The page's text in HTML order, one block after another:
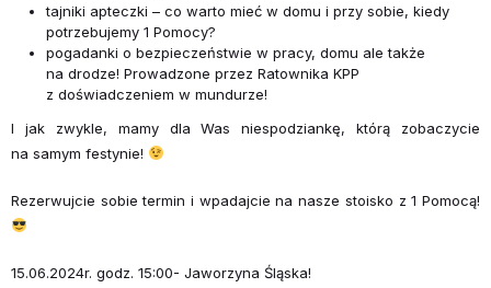
tajniki apteczki – co warto mieć w domu i przy sobie, kiedy
potrzebujemy 1 Pomocy?
pogadanki o bezpieczeństwie w pracy, domu ale także
na drodze! Prowadzone przez Ratownika KPP
z doświadczeniem w mundurze!
I jak zwykle, mamy dla Was niespodziankę, którą zobaczycie
na samym festynie!
Rezerwujcie sobie termin i wpadajcie na nasze stoisko z 1 Pomocą!
15.06.2024r. godz. 15:00- Jaworzyna Śląska!